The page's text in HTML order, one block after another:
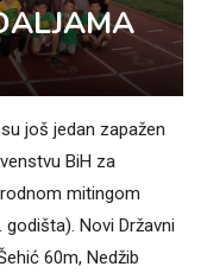
još jedan zapažen
BiH za
mitingom
Novi Državni
60m, Nedžib